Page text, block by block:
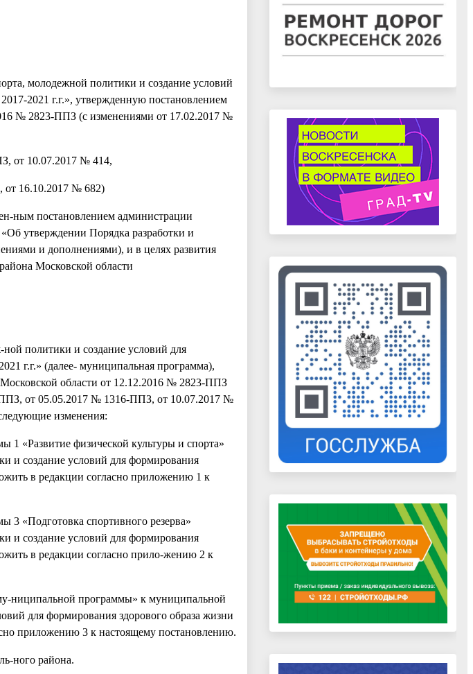
молодежной политики и создание условий
2021 г.г.», утвержденную постановлением
№ 2823-ППЗ (с изменениями от 17.02.2017 №
от 10.07.2017 № 414,
от 16.10.2017 № 682)
ным постановлением администрации
утверждении Порядка разработки и
и дополнениями), и в целях развития
Московской области
политики и создание условий для
г.г.» (далее- муниципальная программа),
области от 12.12.2016 № 2823-ППЗ
от 05.05.2017 № 1316-ППЗ, от 10.07.2017 №
изменения:
«Развитие физической культуры и спорта»
и создание условий для формирования
в редакции согласно приложению 1 к
3 «Подготовка спортивного резерва»
и создание условий для формирования
в редакции согласно прило-жению 2 к
ниципальной программы» к муниципальной
для формирования здорового образа жизни
приложению 3 к настоящему постановлению.
ного района.